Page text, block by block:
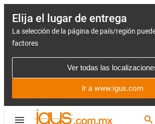
Elija el lugar de entrega
La selección de la página de país/región
factores
Ver todas las
Ir a www.igus.com